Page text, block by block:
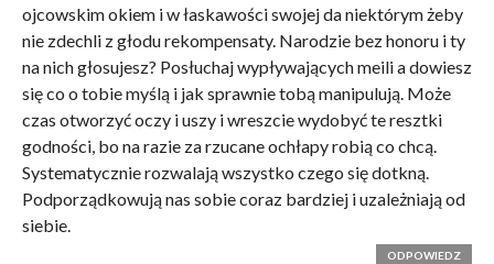
ojcowskim okiem i w łaskawości swojej da niektórym żeby
nie zdechli z głodu rekompensaty. Narodzie bez honoru i ty
na nich głosujesz? Posłuchaj wypływających meili a dowiesz
się co o tobie myślą i jak sprawnie tobą manipulują. Może
czas otworzyć oczy i uszy i wreszcie wydobyć te resztki
godności, bo na razie za rzucane ochłapy robią co chcą.
Systematycznie rozwalają wszystko czego się dotkną.
Podporządkowują nas sobie coraz bardziej i uzależniają od
siebie.
ODPOWIEDZ